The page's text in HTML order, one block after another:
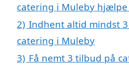
catering i Muleby hjælpe
2) Indhent altid mindst
catering i Muleby
3) Få nemt 3 tilbud på